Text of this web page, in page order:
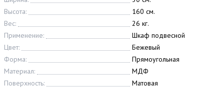
Высота:
160 см.
Вес:
26 кг.
Применение:
Шкаф подвесной
Цвет:
Бежевый
Форма:
Прямоугольная
Материал:
МДФ
Поверхность:
Матовая